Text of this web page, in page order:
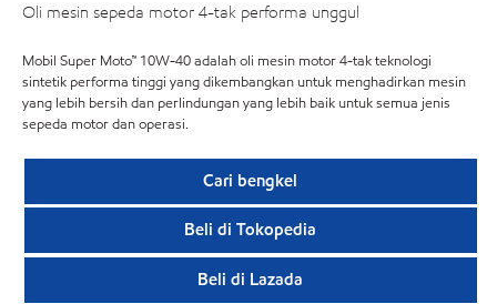
Oli mesin sepeda motor 4-tak performa unggul
Mobil Super Moto™ 10W-40 adalah oli mesin motor 4-tak teknologi
sintetik performa tinggi yang dikembangkan untuk menghadirkan mesin
yang lebih bersih dan perlindungan yang lebih baik untuk semua jenis
sepeda motor dan operasi.
Cari bengkel
Beli di Tokopedia
Beli di Lazada